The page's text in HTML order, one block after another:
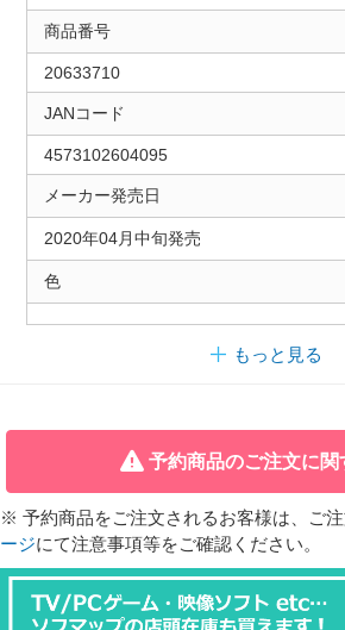
商品番号
20633710
JANコード
4573102604095
メーカー発売日
2020年04月中旬発売
色
もっと見る
予約商品のご注文に関
※ 予約商品をご注文されるお客様は、ご
ージにて注意事項等をご確認ください。